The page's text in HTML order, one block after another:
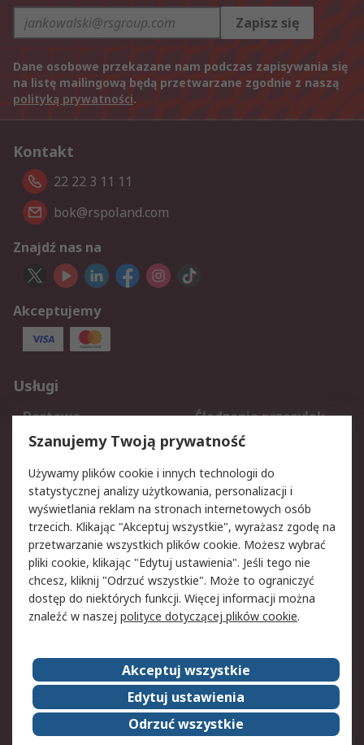
Zapisz się
Dane osobowe przekazane nam podczas zapisywania się
na listę mailingową będą przetwarzane zgodnie z naszą
polityką prywatności.
Kontakt
22 22 3 11 11
bok@rspoland.com
Znajdź nas na
Akceptujemy
Usługi
Dostawa
Śledzenie przesyłek
Reklamacje i zwroty
Rejestracja
Aspekty prawne
Bezpieczeństwo e-
maila
Polityka dotycząca
plików cookie
Polityka prywatności
Użytkowanie witryny
Zastrzeżenia prawne
Warunki Sprzedaży
Kontakt
O firmie RS
RS na świecie
Kariera
Nagrody dla RS
ESG
Szanujemy Twoją prywatność
Używamy plików cookie i innych technologii do
statystycznej analizy użytkowania, personalizacji i
wyświetlania reklam na stronach internetowych osób
trzecich. Klikając "Akceptuj wszystkie", wyrażasz zgodę na
przetwarzanie wszystkich plików cookie. Możesz wybrać
pliki cookie, klikając "Edytuj ustawienia". Jeśli tego nie
chcesz, kliknij "Odrzuć wszystkie". Może to ograniczyć
dostęp do niektórych funkcji. Więcej informacji można
znaleźć w naszej polityce dotyczącej plików cookie.
Akceptuj wszystkie
Edytuj ustawienia
Odrzuć wszystkie